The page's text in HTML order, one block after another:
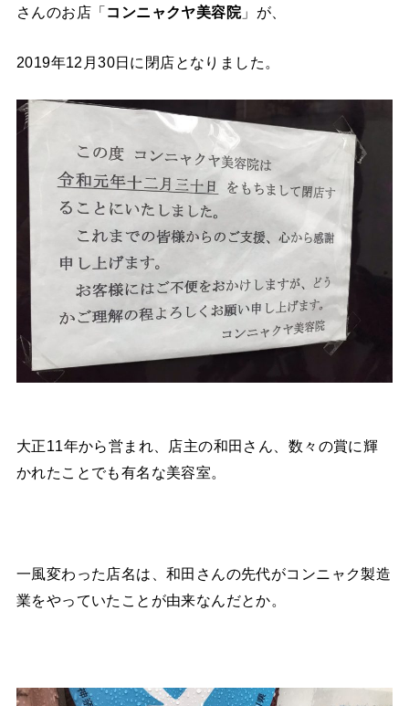
さんのお店「コンニャクヤ美容院」が、
2019年12月30日に閉店となりました。
大正11年から営まれ、店主の和田さん、数々の賞に輝
かれたことでも有名な美容室。
一風変わった店名は、和田さんの先代がコンニャク製造
業をやっていたことが由来なんだとか。